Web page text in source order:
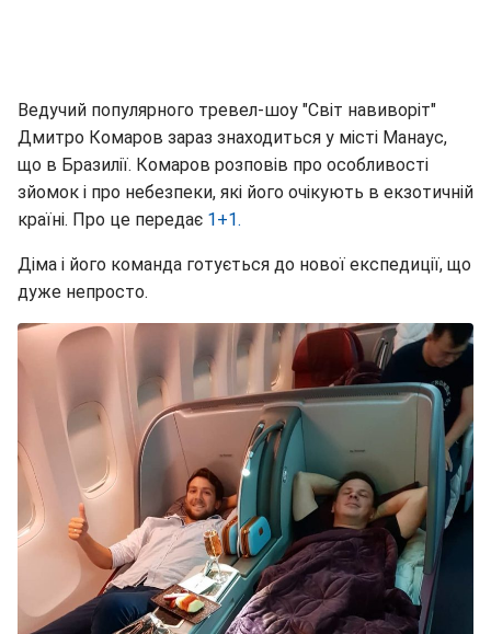
Ведучий популярного тревел-шоу "Світ навиворіт"
Дмитро Комаров зараз знаходиться у місті Манаус,
що в Бразилії. Комаров розповів про особливості
зйомок і про небезпеки, які його очікують в екзотичній
країні. Про це передає 1+1.
Діма і його команда готується до нової експедиції, що
дуже непросто.